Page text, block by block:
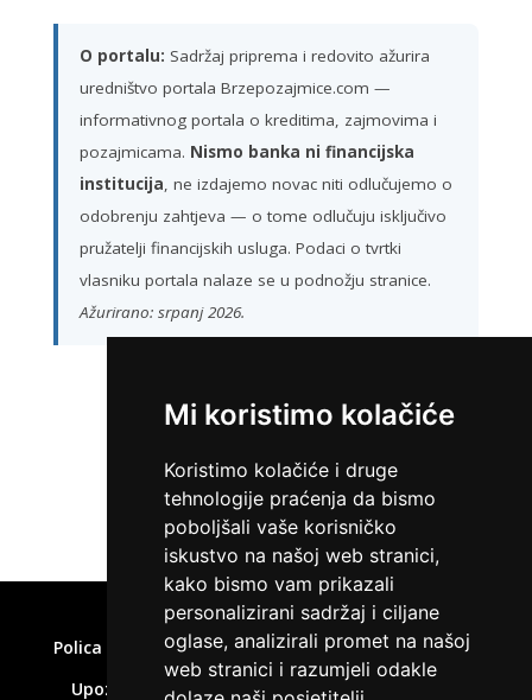
Mi koristimo kolačiće
Koristimo kolačiće i druge
tehnologije praćenja da bismo
poboljšali vaše korisničko
iskustvo na našoj web stranici,
kako bismo vam prikazali
personalizirani sadržaj i ciljane
oglase, analizirali promet na našoj
web stranici i razumjeli odakle
O portalu: Sadržaj priprema i redovito ažurira
uredništvo portala Brzepozajmice.com —
informativnog portala o kreditima, zajmovima i
pozajmicama. Nismo banka ni financijska
institucija, ne izdajemo novac niti odlučujemo o
odobrenju zahtjeva — o tome odlučuju isključivo
pružatelji financijskih usluga. Podaci o tvrtki
vlasniku portala nalaze se u podnožju stranice.
Ažurirano: srpanj 2026.
ZATRAŽI KREDIT
Home»Brze pozajmice online
Polica privatnosti Uvjeti korištenja
Kolačići
Upozorenje o rizicima
Affiliate disclaimer